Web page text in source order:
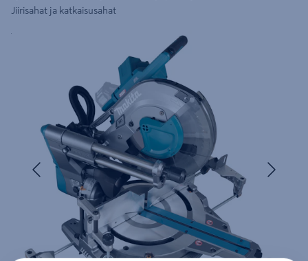
Jiirisahat ja katkaisusahat
Yksityiskohtainen kuvaus löytyy Tuotteen kuvaus -
Edellinen